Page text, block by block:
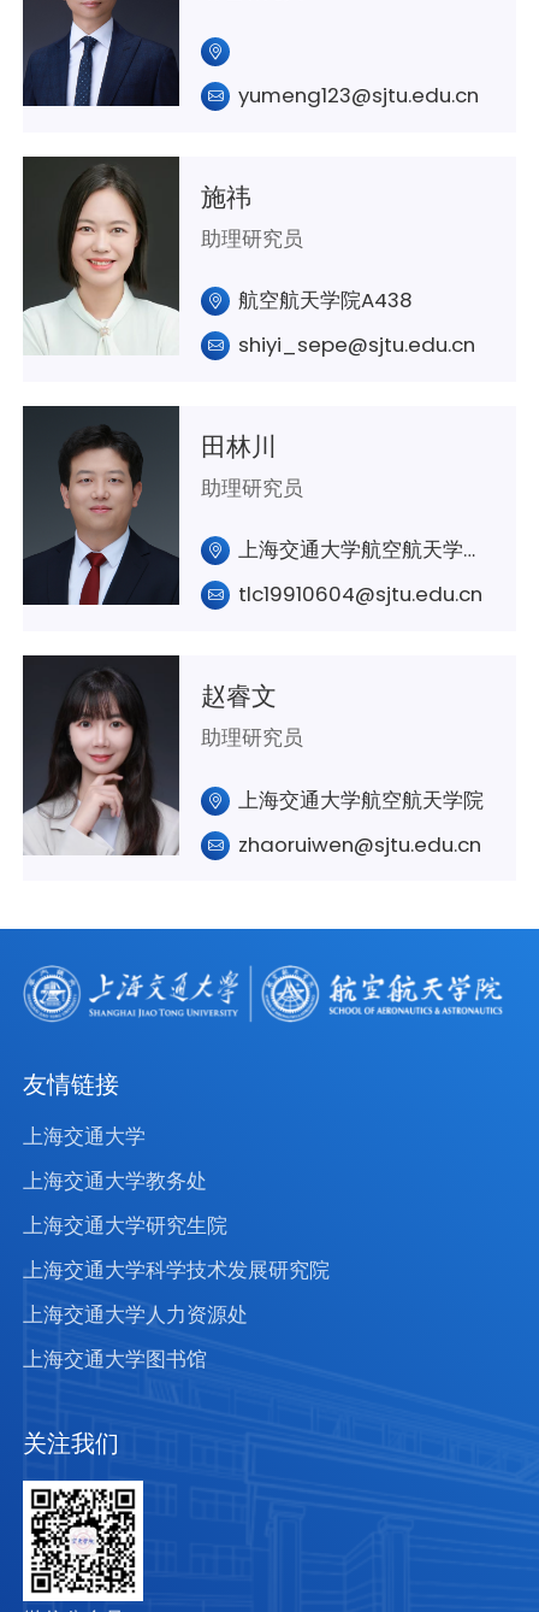
yumeng123@sjtu.edu.cn
施祎
助理研究员
航空航天学院A438
shiyi_sepe@sjtu.edu.cn
田林川
助理研究员
上海交通大学航空航天学院A438 室
tlc19910604@sjtu.edu.cn
赵睿文
助理研究员
上海交通大学航空航天学院
zhaoruiwen@sjtu.edu.cn
友情链接
上海交通大学
上海交通大学教务处
上海交通大学研究生院
上海交通大学科学技术发展研究院
上海交通大学人力资源处
上海交通大学图书馆
关注我们